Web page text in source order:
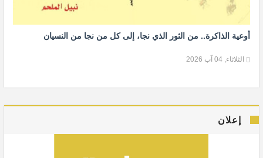
أوعية الذاكرة.. من الثور الذي نجا، إلى كل من نجا من النسيان
الثلاثاء, 04 آب 2026
إعلان